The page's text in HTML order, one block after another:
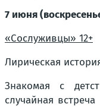
7 июня
«Сослуживцы» 12+
Лирическая
Знакомая с
случайная